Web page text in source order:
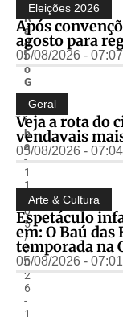
R
á
d
i
o
G
u
a
í
b
a
-
1
1
0
5
/
2
0
2
6
-
1
Eleições 2026
Após
agosto para
05/08/2026 - 07:07
Geral
Veja a rota do
vendavais
05/08/2026 - 07:04
Arte & Cultura
Espetáculo
em: O Baú
temporada na
05/08/2026 - 07:01